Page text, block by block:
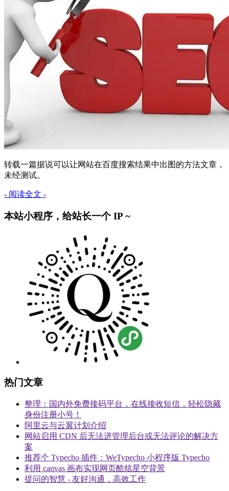
转载一篇据说可以让网站在百度搜索结果中出图的方法文章，
未经测试。
- 阅读全文 -
本站小程序，给站长一个 IP ~
热门文章
整理：国内外免费接码平台，在线接收短信，轻松隐藏
身份注册小号！
阿里云与云翼计划介绍
网站启用 CDN 后无法进管理后台或无法评论的解决方
案
推荐个 Typecho 插件：WeTypecho 小程序版 Typecho
利用 canvas 画布实现网页酷炫星空背景
提问的智慧 - 友好沟通，高效工作